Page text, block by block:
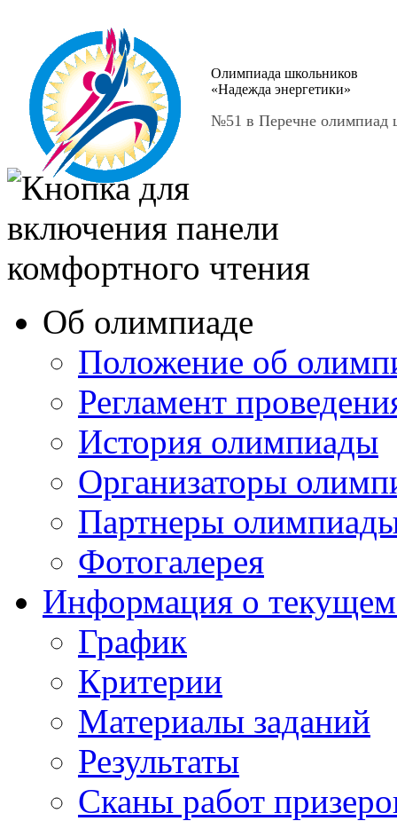
Олимпиада школьников
«Надежда энергетики»
№51 в Перечне олимпиад
Об олимпиаде
Положение об
Регламент
История олимпиады
Организаторы
Партнеры
Фотогалерея
Информация о текущем
График
Критерии
Материалы заданий
Результаты
Сканы работ